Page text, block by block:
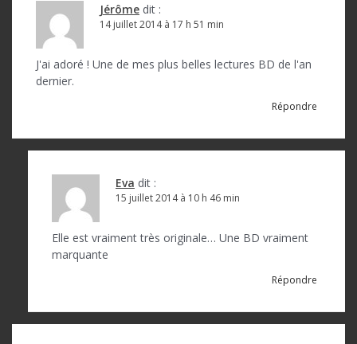
Jérôme dit :
14 juillet 2014 à 17 h 51 min
J'ai adoré ! Une de mes plus belles lectures BD de l'an
dernier.
Répondre
Eva dit :
15 juillet 2014 à 10 h 46 min
Elle est vraiment très originale… Une BD vraiment
marquante
Répondre